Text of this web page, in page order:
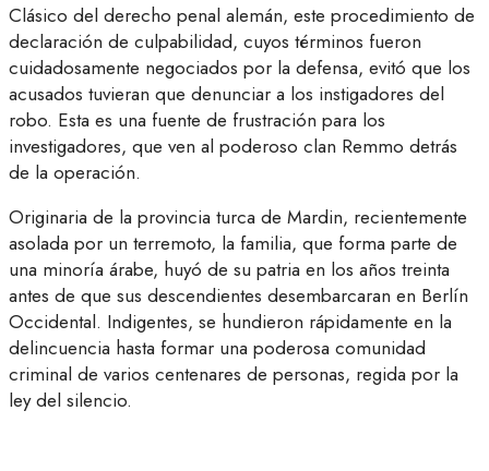
Clásico del derecho penal alemán, este procedimiento de
declaración de culpabilidad, cuyos términos fueron
cuidadosamente negociados por la defensa, evitó que los
acusados tuvieran que denunciar a los instigadores del
robo. Esta es una fuente de frustración para los
investigadores, que ven al poderoso clan Remmo detrás
de la operación.
Originaria de la provincia turca de Mardin, recientemente
asolada por un terremoto, la familia, que forma parte de
una minoría árabe, huyó de su patria en los años treinta
antes de que sus descendientes desembarcaran en Berlín
Occidental. Indigentes, se hundieron rápidamente en la
delincuencia hasta formar una poderosa comunidad
criminal de varios centenares de personas, regida por la
ley del silencio.